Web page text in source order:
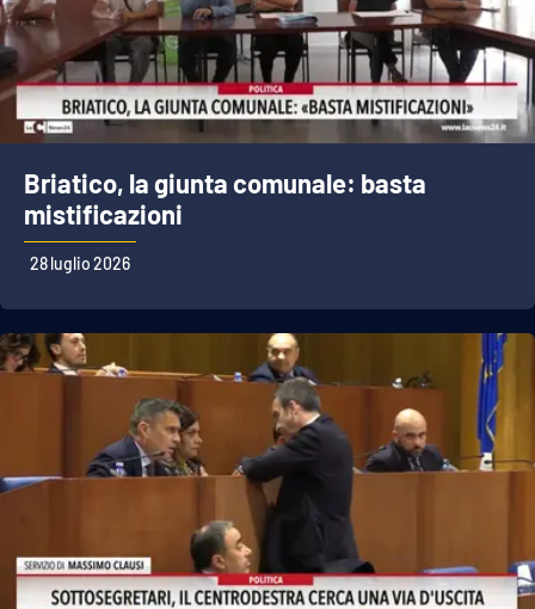
Briatico, la giunta comunale: basta
mistificazioni
28 luglio 2026